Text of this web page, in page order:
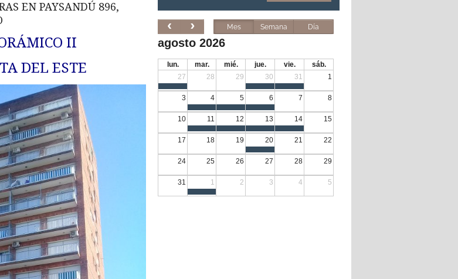
EN PAYSANDÚ 896,
II
DEL ESTE
Mes Semana Día
agosto 2026
lun. mar. mié. jue. vie.
sáb.
27
28 29 30 31 1
3 4 5 6 7 8
10 11 12 13 14 15
17 18 19 20 21 22
24 25 26 27 28 29
31 1 2 3 4 5